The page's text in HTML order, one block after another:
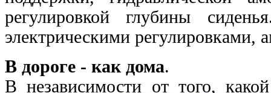
регулировкой глубины
электрическими регулировками,
В дороге - как дома.
В независимости от того,